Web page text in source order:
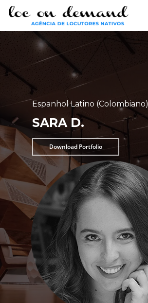
Skip
main
Espanhol Latino (Colombiano)
SARA D.
Download Portfolio